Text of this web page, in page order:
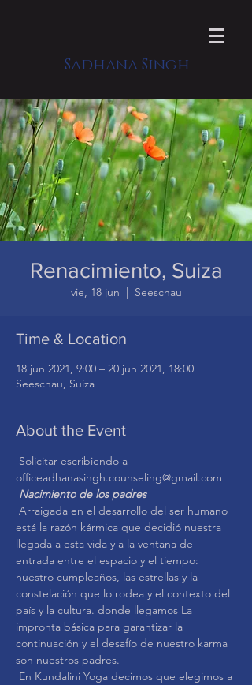
Sadhana Singh
Renacimiento, Suiza
vie, 18 jun
  |
Seeschau
Time & Location
18 jun 2021, 9:00 – 20 jun 2021, 18:00
Seeschau, Suiza
About the Event
Solicitar escribiendo a
officeadhanasingh.counseling@gmail.com
Nacimiento de los padres
está la razón kármica que decidió nuestra
llegada a esta vida y a la ventana de
entrada entre el espacio y el tiempo:
nuestro cumpleaños, las estrellas y la
constelación que lo rodea y el contexto del
país y la cultura. donde llegamos La
impronta básica para garantizar la
continuación y el desafío de nuestro karma
son nuestros padres.